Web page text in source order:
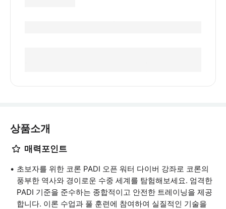
상품소개
매력포인트
초보자를 위한 코론 PADI 오픈 워터 다이버 강좌로 코론의
풍부한 역사와 경이로운 수중 세계를 탐험해보세요. 엄격한
PADI 기준을 준수하는 종합적이고 안전한 트레이닝을 제공
합니다. 이론 수업과 풀 훈련에 참여하여 실질적인 기술을